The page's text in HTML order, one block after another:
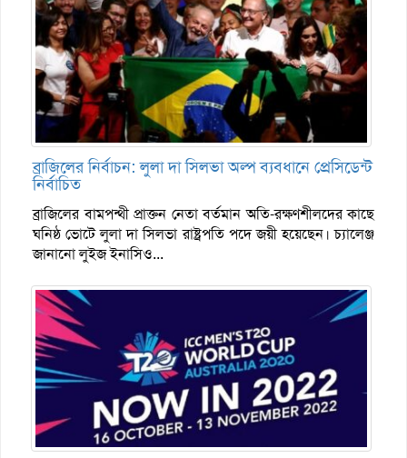
ব্রাজিলের নির্বাচন: লুলা দা সিলভা অল্প ব্যবধানে প্রেসিডেন্ট
নির্বাচিত
ব্রাজিলের বামপন্থী প্রাক্তন নেতা বর্তমান অতি-রক্ষণশীলদের কাছে
ঘনিষ্ঠ ভোটে লুলা দা সিলভা রাষ্ট্রপতি পদে জয়ী হয়েছেন। চ্যালেঞ্জ
জানানো লুইজ ইনাসিও...